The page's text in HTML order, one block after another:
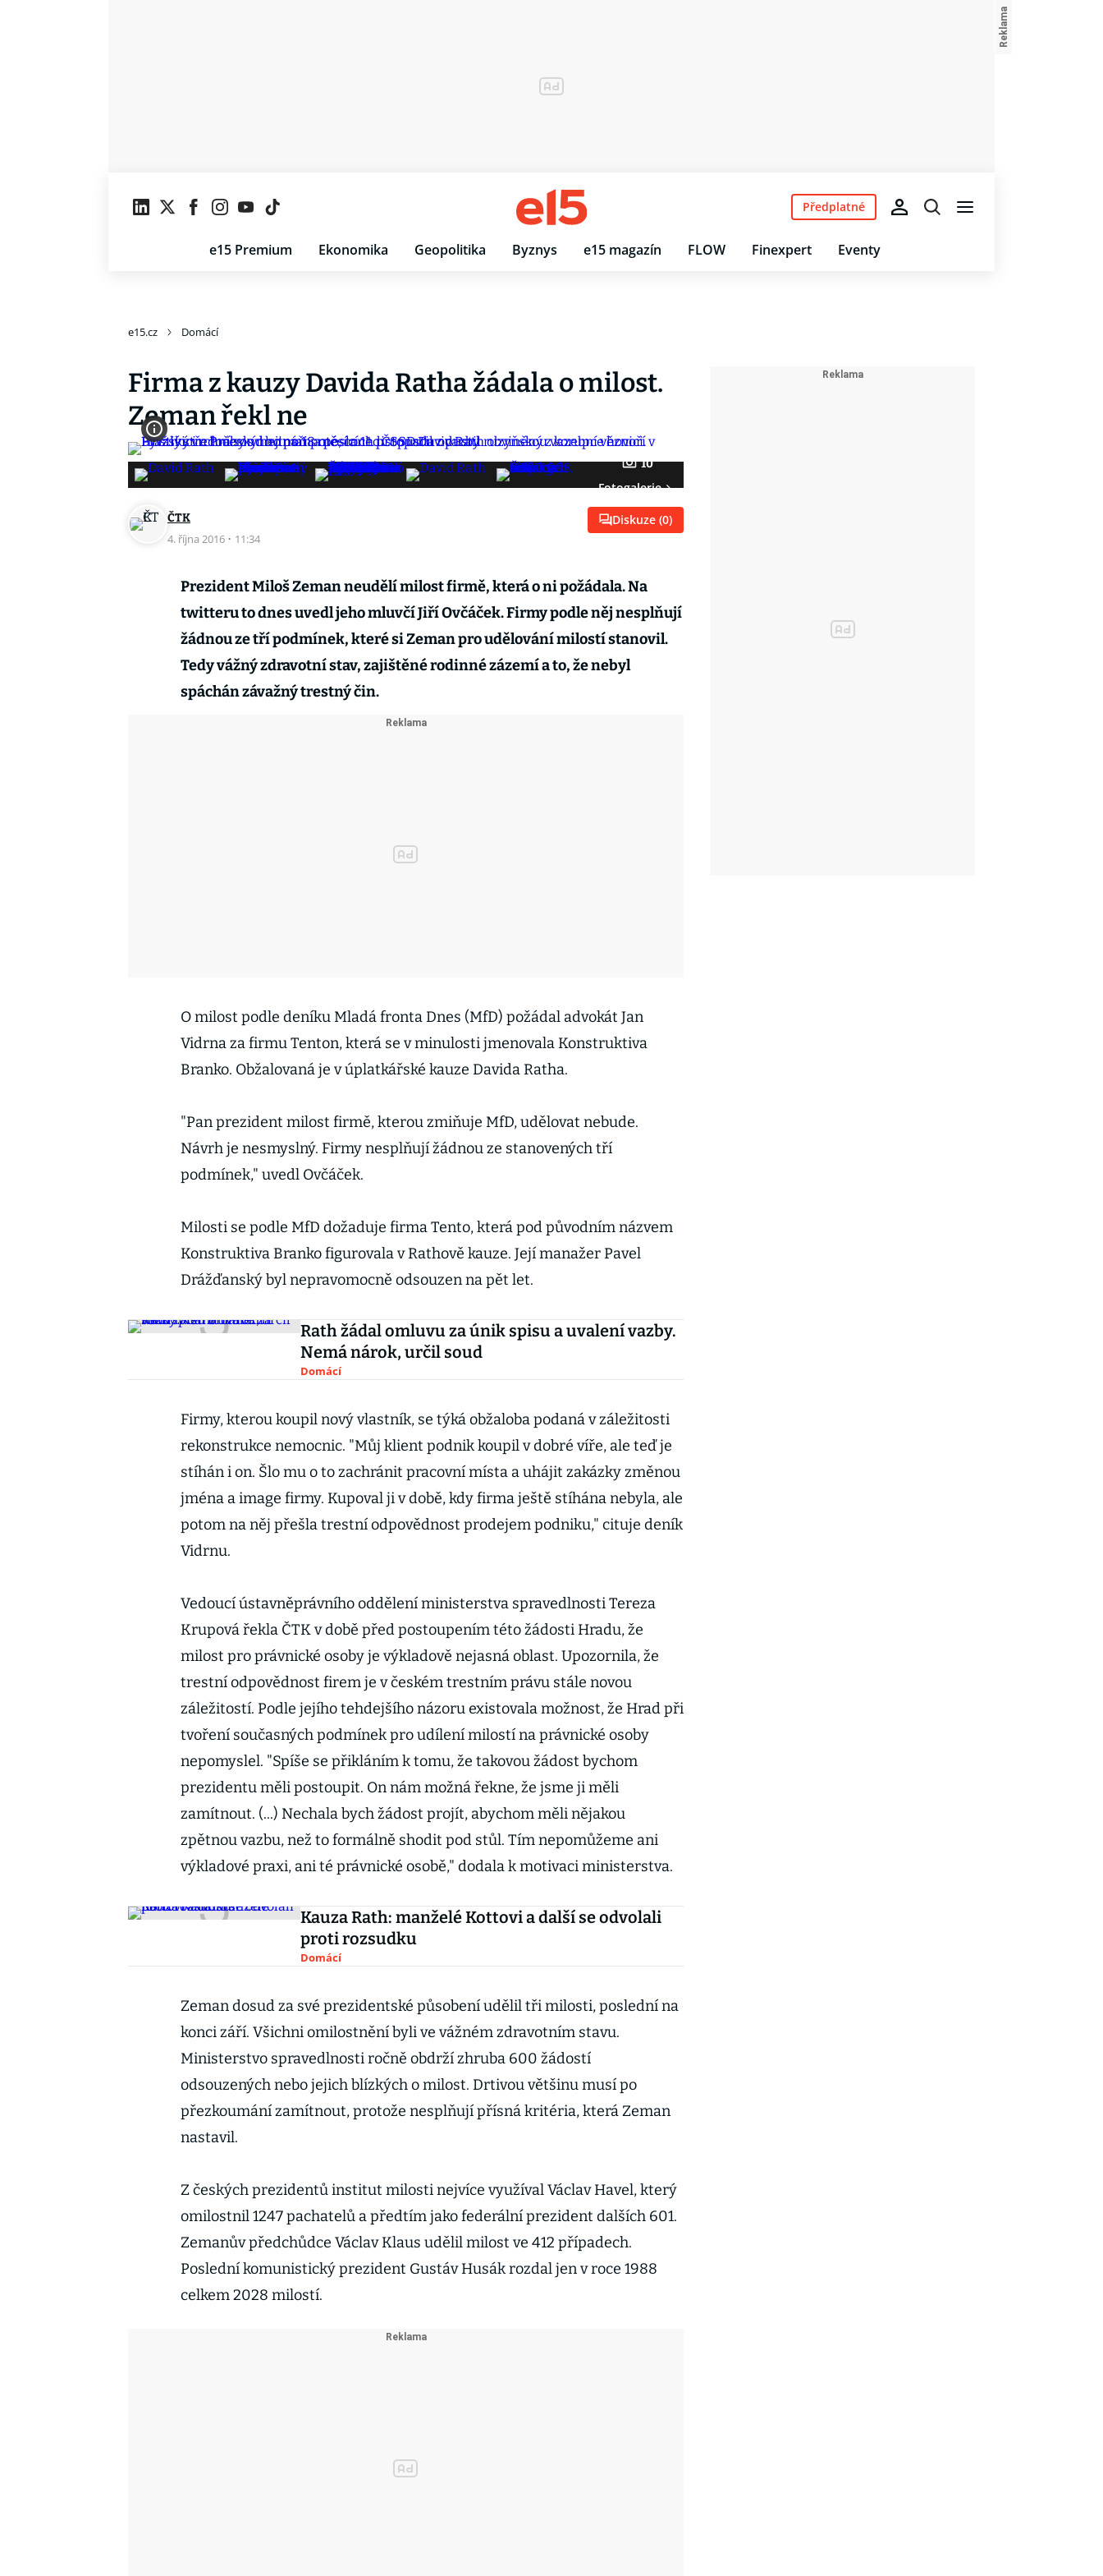
e15 Premium Ekonomika Geopolitika Byznys e15 magazín FLOW Finexpert Eventy
Předplatné
e15.cz Domácí
Firma z kauzy Davida Ratha žádala o milost.
Zeman řekl ne
10
Fotogalerie
ČTK
4. října 2016 · 11:34
Diskuze (0)
Prezident Miloš Zeman neudělí milost firmě, která o ni požádala. Na
twitteru to dnes uvedl jeho mluvčí Jiří Ovčáček. Firmy podle něj nesplňují
žádnou ze tří podmínek, které si Zeman pro udělování milostí stanovil.
Tedy vážný zdravotní stav, zajištěné rodinné zázemí a to, že nebyl
spáchán závažný trestný čin.
O milost podle deníku Mladá fronta Dnes (MfD) požádal advokát Jan
Vidrna za firmu Tenton, která se v minulosti jmenovala Konstruktiva
Branko. Obžalovaná je v úplatkářské kauze Davida Ratha.
"Pan prezident milost firmě, kterou zmiňuje MfD, udělovat nebude.
Návrh je nesmyslný. Firmy nesplňují žádnou ze stanovených tří
podmínek," uvedl Ovčáček.
Milosti se podle MfD dožaduje firma Tento, která pod původním názvem
Konstruktiva Branko figurovala v Rathově kauze. Její manažer Pavel
Drážďanský byl nepravomocně odsouzen na pět let.
Rath žádal omluvu za únik spisu a uvalení vazby.
Nemá nárok, určil soud
Domácí
Firmy, kterou koupil nový vlastník, se týká obžaloba podaná v záležitosti
rekonstrukce nemocnic. "Můj klient podnik koupil v dobré víře, ale teď je
stíhán i on. Šlo mu o to zachránit pracovní místa a uhájit zakázky změnou
jména a image firmy. Kupoval ji v době, kdy firma ještě stíhána nebyla, ale
potom na něj přešla trestní odpovědnost prodejem podniku," cituje deník
Vidrnu.
Vedoucí ústavněprávního oddělení ministerstva spravedlnosti Tereza
Krupová řekla ČTK v době před postoupením této žádosti Hradu, že
milost pro právnické osoby je výkladově nejasná oblast. Upozornila, že
trestní odpovědnost firem je v českém trestním právu stále novou
záležitostí. Podle jejího tehdejšího názoru existovala možnost, že Hrad při
tvoření současných podmínek pro udílení milostí na právnické osoby
nepomyslel. "Spíše se přikláním k tomu, že takovou žádost bychom
prezidentu měli postoupit. On nám možná řekne, že jsme ji měli
zamítnout. (...) Nechala bych žádost projít, abychom měli nějakou
zpětnou vazbu, než to formálně shodit pod stůl. Tím nepomůžeme ani
výkladové praxi, ani té právnické osobě," dodala k motivaci ministerstva.
Kauza Rath: manželé Kottovi a další se odvolali
proti rozsudku
Domácí
Zeman dosud za své prezidentské působení udělil tři milosti, poslední na
konci září. Všichni omilostnění byli ve vážném zdravotním stavu.
Ministerstvo spravedlnosti ročně obdrží zhruba 600 žádostí
odsouzených nebo jejich blízkých o milost. Drtivou většinu musí po
přezkoumání zamítnout, protože nesplňují přísná kritéria, která Zeman
nastavil.
Z českých prezidentů institut milosti nejvíce využíval Václav Havel, který
omilostnil 1247 pachatelů a předtím jako federální prezident dalších 601.
Zemanův předchůdce Václav Klaus udělil milost ve 412 případech.
Poslední komunistický prezident Gustáv Husák rozdal jen v roce 1988
celkem 2028 milostí.